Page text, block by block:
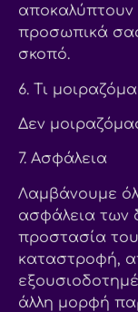
αποκαλύπτουν
προσωπικά
σκοπό.
6. Τι
Δεν
7. Ασφάλεια
Λαμβάνουμε
ασφάλεια των
προστασία
καταστροφή,
άλλη μορφή